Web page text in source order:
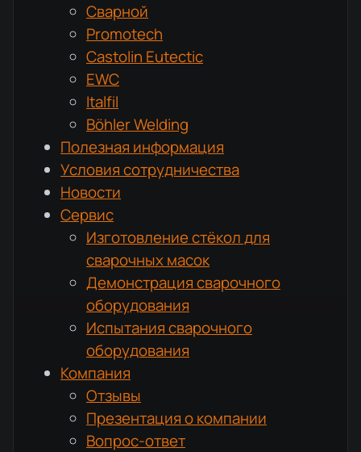
Сварной
Promotech
Castolin Eutectic
EWC
Italfil
Böhler Welding
Полезная информация
Условия сотрудничества
Новости
Сервис
Изготовление стёкол для
сварочных масок
Демонстрация сварочного
оборудования
Испытания сварочного
оборудования
Компания
Отзывы
Презентация о компании
Вопрос-ответ